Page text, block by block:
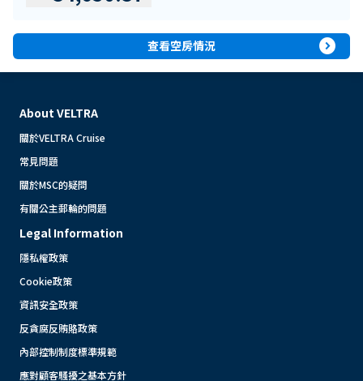
查看空房情況 expand_circle_right
About VELTRA
關於VELTRA Cruise
常見問題
關於MSC的疑問
有關公主郵輪的問題
Legal Information
隱私權政策
Cookie政策
資訊安全政策
反貪腐反賄賂政策
內部控制制度標準規範
應對顧客騷擾之基本方針